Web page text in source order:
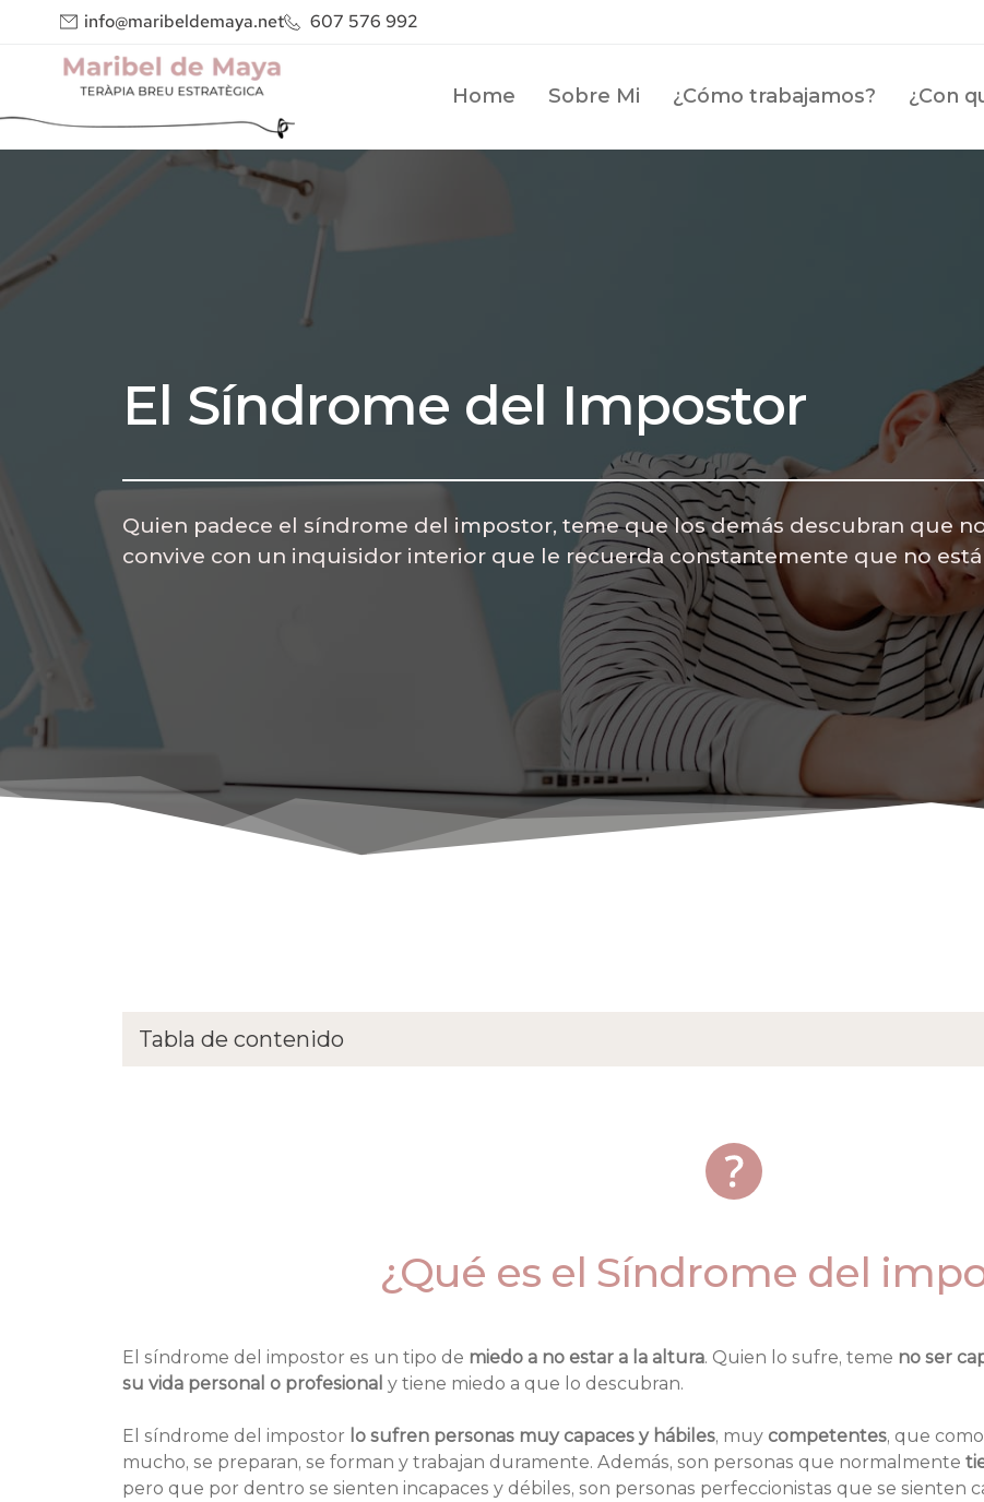
info@maribeldemaya.net 607 576 992
Home Sobre Mi ¿Cómo trabajamos? ¿Con
El Síndrome del Impostor
Quien padece el síndrome del impostor, teme que los demás descubran que
convive con un inquisidor interior que le recuerda constantemente que no está
Tabla de contenido
¿Qué es el Síndrome del
El síndrome del impostor es un tipo de miedo a no estar a la altura. Quien lo sufre, teme no ser
su vida personal o profesional y tiene miedo a que lo descubran.
El síndrome del impostor lo sufren personas muy capaces y hábiles, muy competentes, que
mucho, se preparan, se forman y trabajan duramente. Además, son personas que normalmente
pero que por dentro se sienten incapaces y débiles, son personas perfeccionistas que se